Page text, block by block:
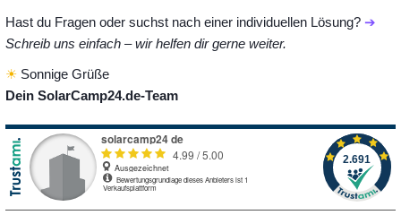
Hast du Fragen oder suchst nach einer individuellen Lösung? ➔
Schreib uns einfach – wir helfen dir gerne weiter.
☀ Sonnige Grüße
Dein SolarCamp24.de-Team